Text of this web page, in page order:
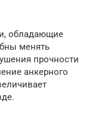
обладающие
менять
прочности
анкерного